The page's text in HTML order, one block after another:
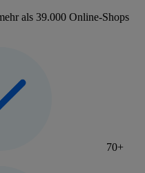
als 39.000 Online-Shops
70+